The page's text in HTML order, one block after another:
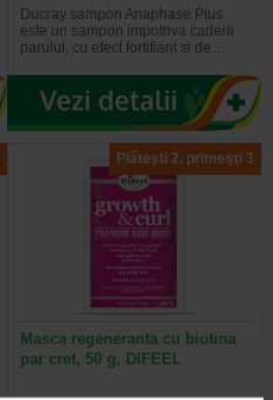
Ducray sampon Anaphase Plus
este un sampon impotriva caderii
parului, cu efect fortifiant si de…
Plătești 2, primești 3
Masca regeneranta cu biotina
par cret, 50 g, DIFEEL